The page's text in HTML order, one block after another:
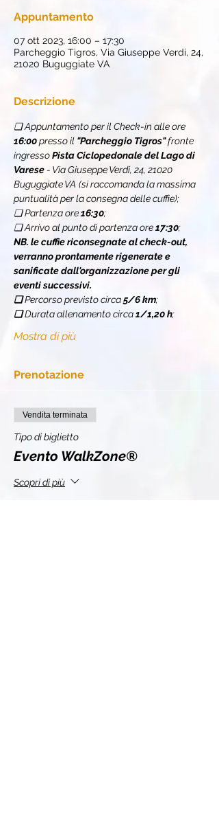
Appuntamento
07 ott 2023, 16:00 – 17:30
Parcheggio Tigros, Via Giuseppe Verdi, 24,
21020 Buguggiate VA
Descrizione
❏ Appuntamento per il Check-in alle ore
16:00 presso il "Parcheggio Tigros" fronte
ingresso Pista Ciclopedonale del Lago di
Varese - Via Giuseppe Verdi, 24, 21020
Buguggiate VA (si raccomanda la massima
puntualità per la consegna delle cuffie);
❏ Partenza ore 16:30;
❏ Arrivo al punto di partenza ore 17:30;
NB. le cuffie riconsegnate al check-out,
verranno prontamente rigenerate e
sanificate dall'organizzazione per gli
eventi successivi.
❏ Percorso previsto circa 5/6 km;
❏ Durata allenamento circa 1/1,20 h;
Mostra di più
Prenotazione
Vendita terminata
Tipo di biglietto
Evento WalkZone®
Scopri di più